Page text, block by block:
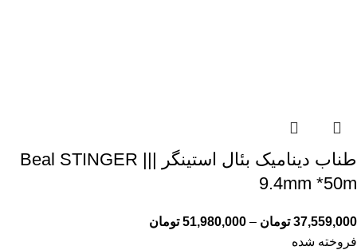
طناب دینامیک بئال استینگر Beal STINGER |||
9.4mm *50m
37,559,000 تومان –
51,980,000 تومان
فروخته شده